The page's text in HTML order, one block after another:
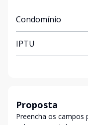
Condomínio
IPTU
Proposta
Preencha os campos